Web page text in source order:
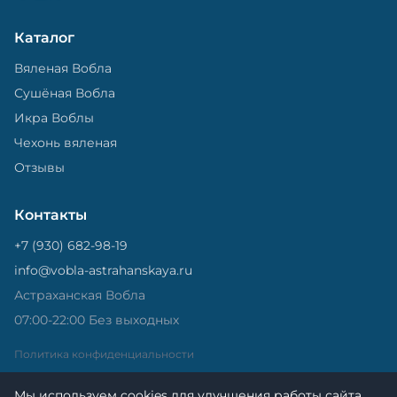
Каталог
Вяленая Вобла
Сушёная Вобла
Икра Воблы
Чехонь вяленая
Отзывы
Контакты
+7 (930) 682-98-19
info@vobla-astrahanskaya.ru
Астраханская Вобла
07:00-22:00 Без выходных
Политика конфиденциальности